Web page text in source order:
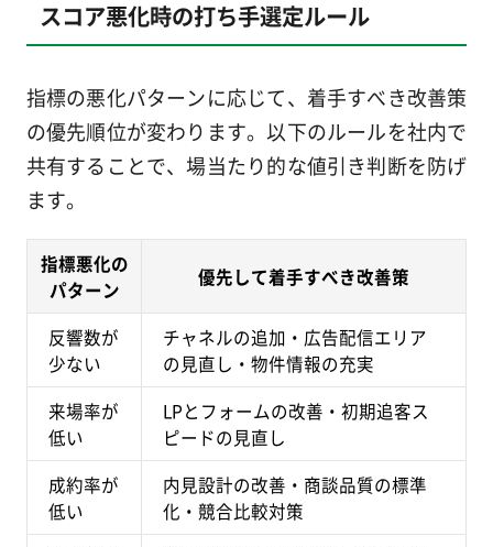
スコア悪化時の打ち手選定ルール
指標の悪化パターンに応じて、着手すべき改善策
の優先順位が変わります。以下のルールを社内で
共有することで、場当たり的な値引き判断を防げ
ます。
指標悪化の
パターン
優先して着手すべき改善策
反響数が
少ない
チャネルの追加・広告配信エリア
の見直し・物件情報の充実
来場率が
低い
LPとフォームの改善・初期追客ス
ピードの見直し
成約率が
低い
内見設計の改善・商談品質の標準
化・競合比較対策